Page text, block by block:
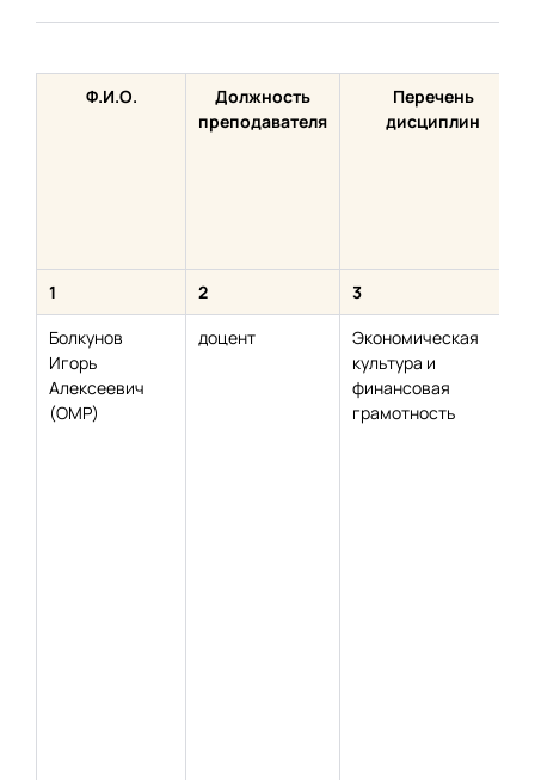
Ф.И.О.
Должность
преподавателя
Перечень
дисциплин
1 2
3
Болкунов
Игорь
Алексеевич
(ОМР)
доцент
Экономическая
культура и
финансовая
грамотность